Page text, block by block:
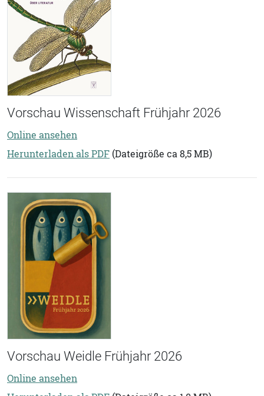
Vorschau Wissenschaft Frühjahr 2026
Online ansehen
Herunterladen als PDF (Dateigröße ca 8,5 MB)
Vorschau Weidle Frühjahr 2026
Online ansehen